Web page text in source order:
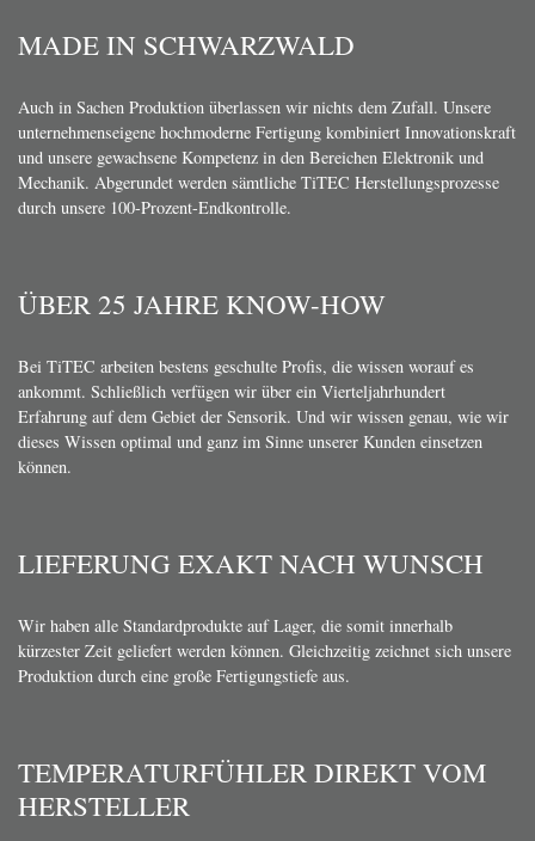
MADE IN SCHWARZWALD
Auch in Sachen Produktion überlassen wir nichts dem Zufall. Unsere
unternehmenseigene hochmoderne Fertigung kombiniert Innovationskraft
und unsere gewachsene Kompetenz in den Bereichen Elektronik und
Mechanik. Abgerundet werden sämtliche TiTEC Herstellungsprozesse
durch unsere 100-Prozent-Endkontrolle.
ÜBER 25 JAHRE KNOW-HOW
Bei TiTEC arbeiten bestens geschulte Profis, die wissen worauf es
ankommt. Schließlich verfügen wir über ein Vierteljahrhundert
Erfahrung auf dem Gebiet der Sensorik. Und wir wissen genau, wie wir
dieses Wissen optimal und ganz im Sinne unserer Kunden einsetzen
können.
LIEFERUNG EXAKT NACH WUNSCH
Wir haben alle Standardprodukte auf Lager, die somit innerhalb
kürzester Zeit geliefert werden können. Gleichzeitig zeichnet sich unsere
Produktion durch eine große Fertigungstiefe aus.
TEMPERATURFÜHLER DIREKT VOM
HERSTELLER